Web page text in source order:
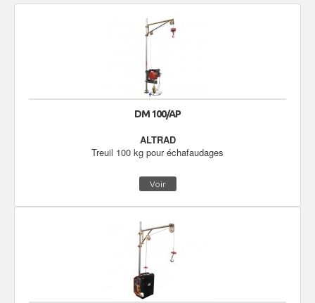
DM 100/AP
ALTRAD
Treuil 100 kg pour échafaudages
Voir